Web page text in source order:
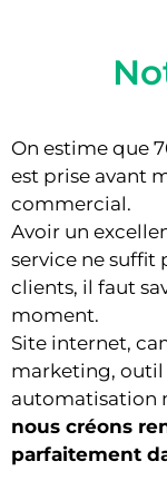
On estime que
est prise avant
commercial.
Avoir un
service ne suffit
clients, il faut
moment.
Site internet,
marketing, outil
automatisation
nous créons
parfaitement